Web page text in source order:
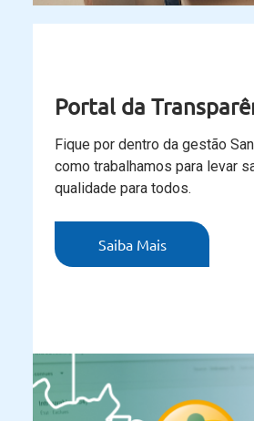
Portal da
Fique por dentro da gestão
como trabalhamos para levar
qualidade para todos.
Saiba Mais